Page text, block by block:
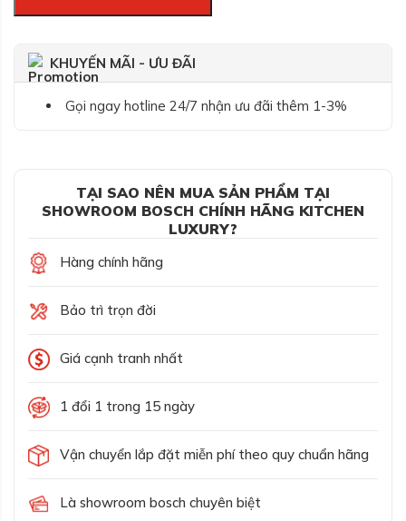
Serie
số
lượng
KHUYẾN MÃI - ƯU ĐÃI
Gọi ngay hotline 24/7 nhận ưu đãi thêm 1-3%
TẠI SAO NÊN MUA SẢN PHẨM TẠI
SHOWROOM BOSCH CHÍNH HÃNG KITCHEN
LUXURY?
Hàng chính hãng
Bảo trì trọn đời
Giá cạnh tranh nhất
1 đổi 1 trong 15 ngày
Vận chuyển lắp đặt miễn phí theo quy chuẩn hãng
Là showroom bosch chuyên biệt